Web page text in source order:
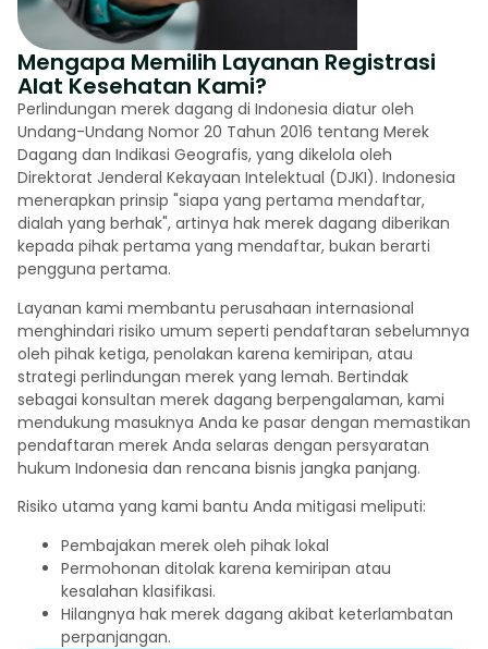
Mengapa Memilih Layanan Registrasi
Alat Kesehatan Kami?
Perlindungan merek dagang di Indonesia diatur oleh
Undang-Undang Nomor 20 Tahun 2016 tentang Merek
Dagang dan Indikasi Geografis, yang dikelola oleh
Direktorat Jenderal Kekayaan Intelektual (DJKI). Indonesia
menerapkan prinsip "siapa yang pertama mendaftar,
dialah yang berhak", artinya hak merek dagang diberikan
kepada pihak pertama yang mendaftar, bukan berarti
pengguna pertama.
Layanan kami membantu perusahaan internasional
menghindari risiko umum seperti pendaftaran sebelumnya
oleh pihak ketiga, penolakan karena kemiripan, atau
strategi perlindungan merek yang lemah. Bertindak
sebagai konsultan merek dagang berpengalaman, kami
mendukung masuknya Anda ke pasar dengan memastikan
pendaftaran merek Anda selaras dengan persyaratan
hukum Indonesia dan rencana bisnis jangka panjang.
Risiko utama yang kami bantu Anda mitigasi meliputi:
Pembajakan merek oleh pihak lokal
Permohonan ditolak karena kemiripan atau
kesalahan klasifikasi.
Hilangnya hak merek dagang akibat keterlambatan
perpanjangan.